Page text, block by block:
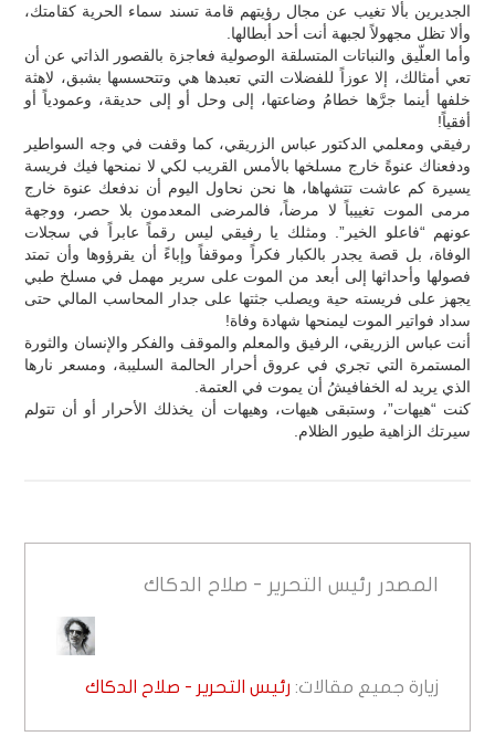
الجديرين بألا تغيب عن مجال رؤيتهم قامة تسند سماء الحرية كقامتك،
وألا تظل مجهولاً لجبهة أنت أحد أبطالها.
وأما العلّيق والنباتات المتسلقة الوصولية فعاجزة بالقصور الذاتي عن أن
تعي أمثالك، إلا عوزاً للفضلات التي تعبدها هي وتتحسسها بشبق، لاهثة
خلفها أينما جرَّها خطامُ وضاعتها، إلى وحل أو إلى حديقة، وعمودياً أو
أفقياً!
رفيقي ومعلمي الدكتور عباس الزريقي، كما وقفت في وجه السواطير
ودفعناك عنوةً خارج مسلخها بالأمس القريب لكي لا نمنحها فيك فريسة
يسيرة كم عاشت تتشهاها، ها نحن نحاول اليوم أن ندفعك عنوة خارج
مرمى الموت تغييباً لا مرضاً، فالمرضى المعدمون بلا حصر، ووجهة
عونهم “فاعلو الخير”. ومثلك يا رفيقي ليس رقماً عابراً في سجلات
الوفاة، بل قصة يجدر بالكبار فكراً وموقفاً وإباءً أن يقرؤوها وأن تمتد
فصولها وأحداثها إلى أبعد من الموت على سرير مهمل في مسلخ طبي
يجهز على فريسته حية ويصلب جثتها على جدار المحاسب المالي حتى
سداد فواتير الموت ليمنحها شهادة وفاة!
أنت عباس الزريقي، الرفيق والمعلم والموقف والفكر والإنسان والثورة
المستمرة التي تجري في عروق أحرار الحالمة السليبة، ومسعر نارها
الذي يريد له الخفافيشُ أن يموت في العتمة.
كنت “هيهات”، وستبقى هيهات، وهيهات أن يخذلك الأحرار أو أن تتولم
سيرتك الزاهية طيور الظلام.
المصدر رئيس التحرير - صلاح الدكاك
زيارة جميع مقالات: رئيس التحرير - صلاح الدكاك